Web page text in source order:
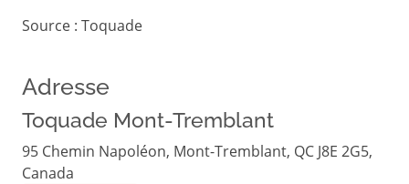
Source : Toquade
Adresse
Toquade Mont-Tremblant
95 Chemin Napoléon, Mont-Tremblant, QC J8E 2G5,
Canada